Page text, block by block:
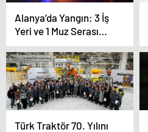
Alanya’da Yangın: 3 İş
Yeri ve 1 Muz Serası
Zarar Gördü
Türk Traktör 70. Yılını